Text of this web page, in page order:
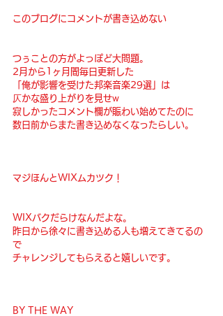
このブログにコメントが書き込めない
つぅことの方がよっぽど大問題。
2月から1ヶ月間毎日更新した
「俺が影響を受けた邦楽音楽29選」は
仄かな盛り上がりを見せw
寂しかったコメント欄が賑わい始めてたのに
数日前からまた書き込めなくなったらしい。
マジほんとWIXムカツク！
WIXバクだらけなんだよな。
昨日から徐々に書き込める人も増えてきてるの
で
チャレンジしてもらえると嬉しいです。
BY THE WAY